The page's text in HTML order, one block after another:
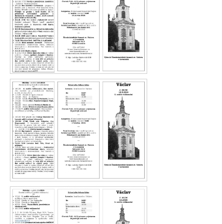
Václav 25.26
Václav 24.26